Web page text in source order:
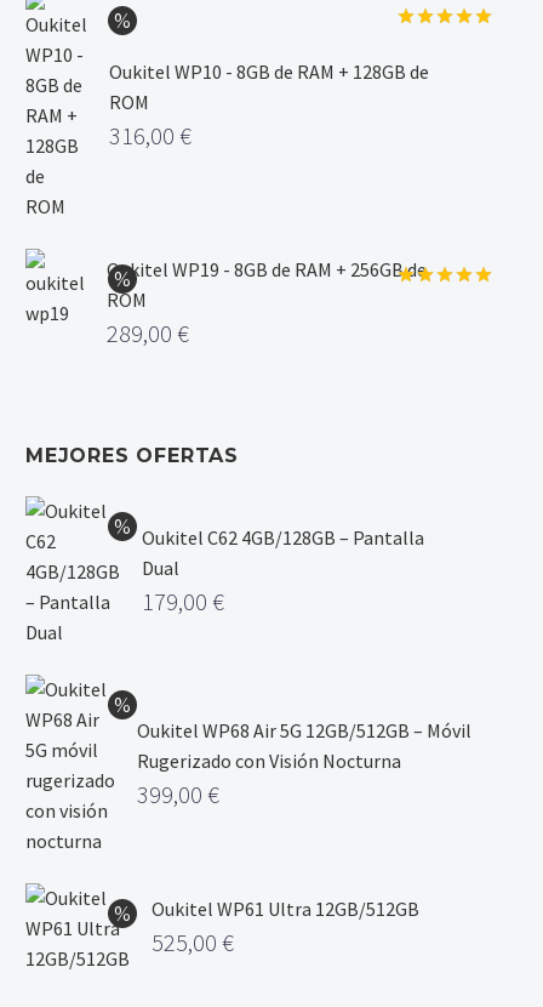
Oukitel WP10 - 8GB de RAM + 128GB de
ROM
con
de 5
316,00 €
Oukitel WP19 - 8GB de RAM + 256GB de
ROM
289,00 €
MEJORES OFERTAS
Oukitel C62 4GB/128GB – Pantalla
Dual
179,00 €
Oukitel WP68 Air 5G 12GB/512GB – Móvil
Rugerizado con Visión Nocturna
399,00 €
Oukitel WP61 Ultra 12GB/512GB
525,00 €